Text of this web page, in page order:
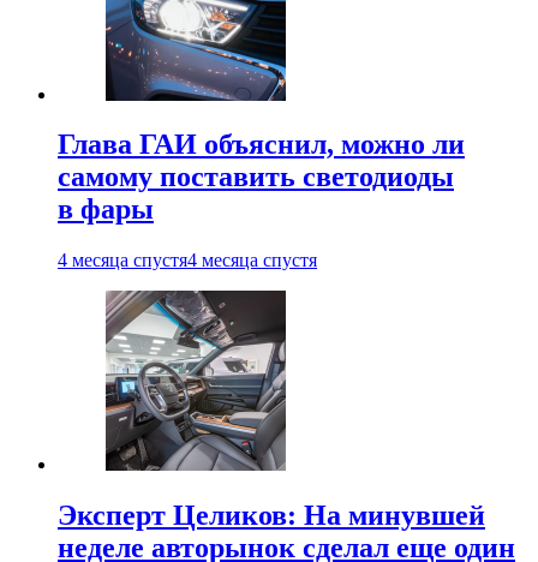
Глава ГАИ объяснил, можно ли
самому поставить светодиоды
в фары
4 месяца спустя4 месяца спустя
Эксперт Целиков: На минувшей
неделе авторынок сделал еще один